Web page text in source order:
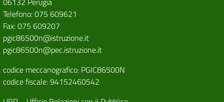
Telefono: 075 609621
Fax: 075 609207
pgic86500n@istruzione.it
pgic86500n@pec.istruzione.it
codice meccanografico: PGIC86500N
codice fiscale: 94152460542